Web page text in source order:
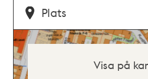
Plats
Visa på